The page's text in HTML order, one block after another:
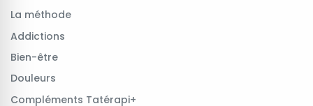
La méthode
Addictions
Bien-être
Douleurs
Compléments Tatérapi+